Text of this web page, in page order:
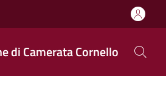
di Camerata Cornello